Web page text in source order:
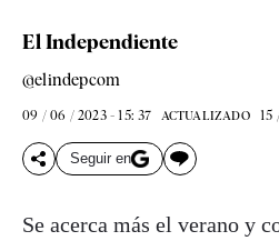
El Independiente
@elindepcom
09 / 06 / 2023 - 15: 37 ACTUALIZADO 15
Seguir en
Se acerca más el verano y